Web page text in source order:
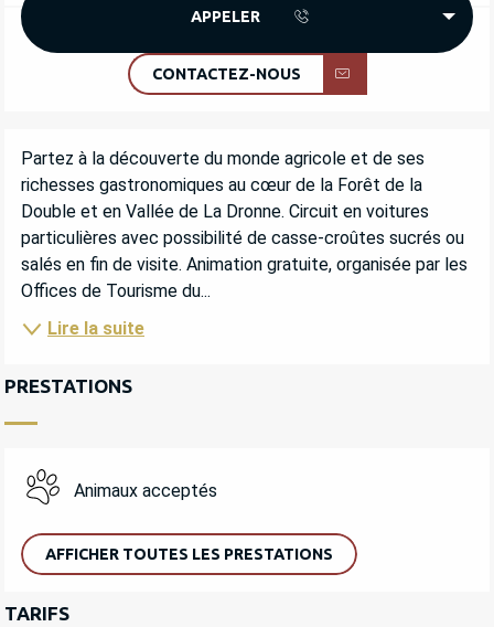
APPELER
CONTACTEZ-NOUS
DESCRIPTION
Partez à la découverte du monde agricole et de ses
richesses gastronomiques au cœur de la Forêt de la
Double et en Vallée de La Dronne. Circuit en voitures
particulières avec possibilité de casse-croûtes sucrés ou
salés en fin de visite. Animation gratuite, organisée par les
Offices de Tourisme du...
Lire la suite
PRESTATIONS
Animaux acceptés
AFFICHER TOUTES LES PRESTATIONS
TARIFS